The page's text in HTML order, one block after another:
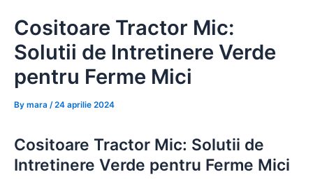
content
Cositoare Tractor Mic:
Solutii de Intretinere Verde
pentru Ferme Mici
By mara /24 aprilie 2024
Cositoare Tractor Mic: Solutii de
Intretinere Verde pentru Ferme Mici